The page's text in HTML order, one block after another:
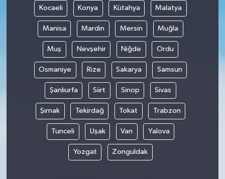
Kocaeli Konya Kütahya Malatya
Manisa Mardin Mersin Muğla
Muş Nevşehir Niğde Ordu
Osmaniye Rize Sakarya Samsun
Şanlıurfa Siirt Sinop Sivas
Şırnak Tekirdağ Tokat Trabzon
Tunceli Uşak Van Yalova
Yozgat Zonguldak